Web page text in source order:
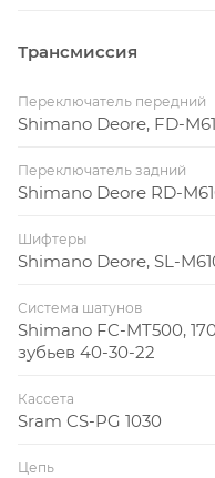
Трансмиссия
Переключатель передний
Shimano Deore, FD-
Переключатель задний
Shimano Deore RD-
Шифтеры
Shimano Deore, SL-
Система шатунов
Shimano FC-MT500,
зубьев 40-30-22
Кассета
Sram CS-PG 1030
Цепь